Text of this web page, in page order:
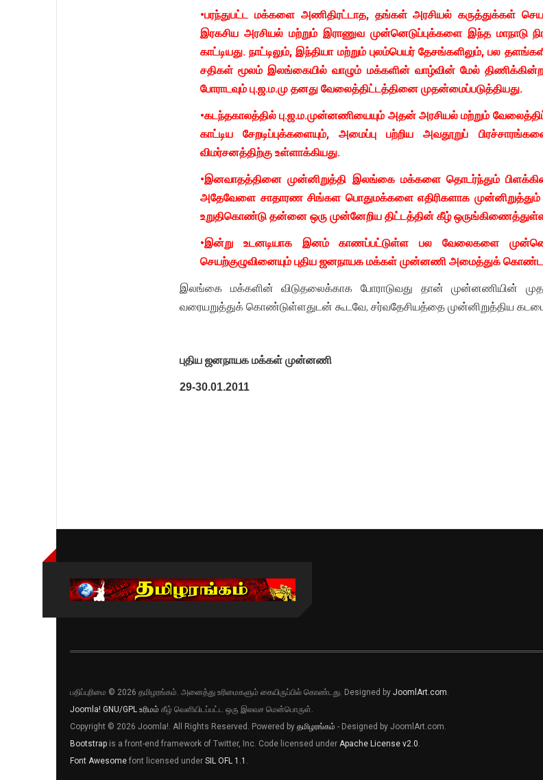
•பரந்துபட்ட மக்களை அணிதிரட்டாத, தங்கள் அரசியல் கருத்துக்கள்
இரகசிய அரசியல் மற்றும் இராணுவ முன்னெடுப்புக்களை இந்த மாநாடு
காட்டியது. நாட்டிலும், இந்தியா மற்றும் புலம்பெயர் தேசங்களிலும், பல
சதிகள் மூலம் இலங்கையில் வாழும் மக்களின் வாழ்வின் மேல் திணிக்கின்ற
போராடவும் பு.ஜ.ம.மு தனது வேலைத்திட்டத்தினை முதன்மைப்படுத்தியது.
•கடந்தகாலத்தில் பு.ஜ.ம.முன்னணியையும் அதன் அரசியல் மற்றும்
காட்டிய சேறடிப்புக்களையும், அமைப்பு பற்றிய அவதூறுப்
விமர்சனத்திற்கு உள்ளாக்கியது.
•இனவாதத்தினை முன்னிறுத்தி இலங்கை மக்களை தொடர்ந்தும்
அதேவேளை சாதாரண சிங்கள பொதுமக்களை எதிரிகளாக முன்னிறுத்தும்
உறுதிகொண்டு தன்னை ஒரு முன்னேறிய திட்டத்தின் கீழ்
•இன்று உடனடியாக இனம் காணப்பட்டுள்ள பல வேலைகளை
செயற்குழுவினையும் புதிய ஜனநாயக மக்கள் முன்னணி அமைத்துக்
இலங்கை மக்களின் விடுதலைக்காக போராடுவது தான் முன்னணியின்
வரையறுத்துக் கொண்டுள்ளதுடன் கூடவே, சர்வதேசியத்தை முன்னிறுத்திய
புதிய ஜனநாயக மக்கள் முன்னணி
29-30.01.2011
பதிப்புரிமை © 2026 தமிழரங்கம். அனைத்து உரிமைகளும் கையிருப்பில் கொண்டது. Designed by JoomlArt.com.
Joomla! GNU/GPL உரிமம் கீழ் வெளியிடப்பட்ட ஒரு இலவச மென்பொருள்.
Copyright © 2026 Joomla!. All Rights Reserved. Powered by தமிழரங்கம் - Designed by JoomlArt.com.
Bootstrap is a front-end framework of Twitter, Inc. Code licensed under Apache License v2.0.
Font Awesome font licensed under SIL OFL 1.1 .